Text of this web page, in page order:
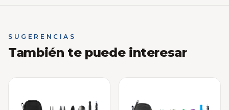
SUGERENCIAS
También te puede interesar